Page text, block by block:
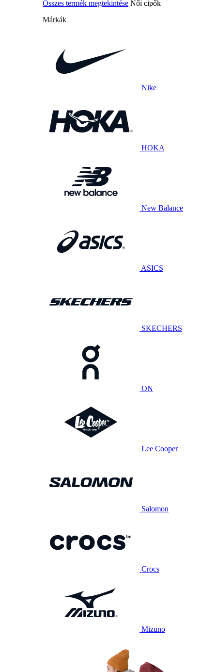
Összes termék megtekintése Női cipők
Márkák
Nike
HOKA
New Balance
ASICS
SKECHERS
ON
Lee Cooper
Salomon
Crocs
Mizuno